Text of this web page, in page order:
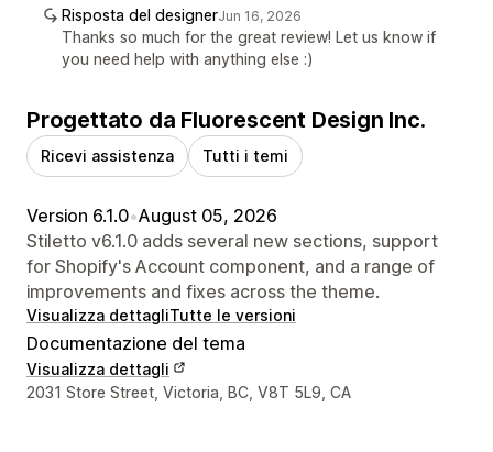
Risposta del designerJun 16, 2026
Thanks so much for the great review! Let us know if
you need help with anything else :)
Progettato da Fluorescent Design Inc.
Ricevi assistenza Tutti i temi
Version 6.1.0•August 05, 2026
Stiletto v6.1.0 adds several new sections, support
for Shopify's Account component, and a range of
improvements and fixes across the theme.
Visualizza dettagliTutte le versioni
Documentazione del tema
Visualizza dettagli
Recapiti del designer
2031 Store Street, Victoria, BC, V8T 5L9, CA